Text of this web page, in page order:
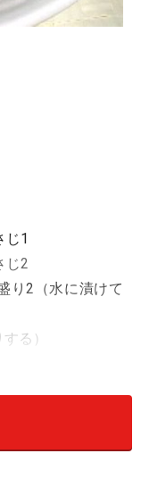
じ1
じ2
り2（水に漬けて
る）